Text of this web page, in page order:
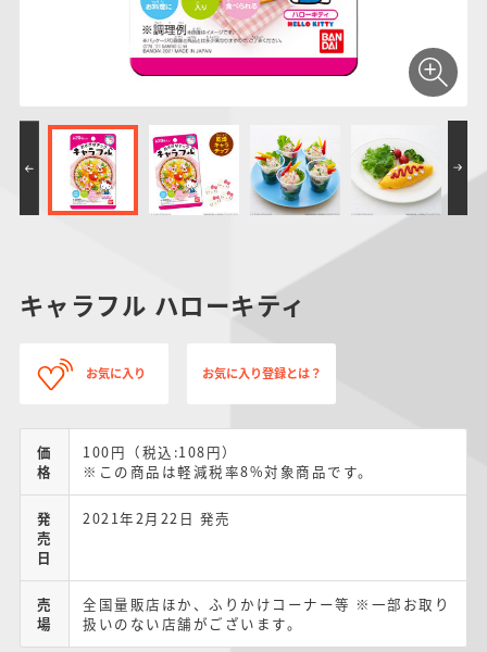
PROJECT R.E.D.・
スーパー戦隊シリー
ズ
ポケットモンスター
ーズ
つりグミ SMPシリーズ
キャラフル ハローキティ
お気に入り お気に入り登録とは？
価
格
100円（税込:108円）
※この商品は軽減税率8%対象商品です。
発
売
日
2021年2月22日 発売
売
場
全国量販店ほか、ふりかけコーナー等 ※一部お取り
扱いのない店舗がございます。